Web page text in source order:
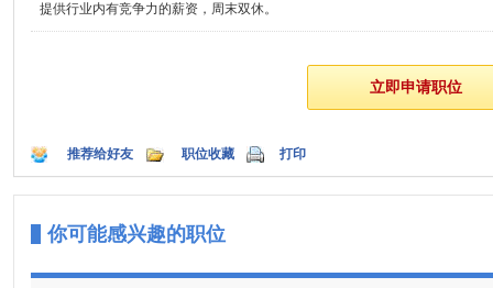
提供行业内有竞争力的薪资，周末双休。
推荐给好友 职位收藏 打印
你可能感兴趣的职位